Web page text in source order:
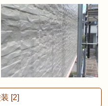
[2]